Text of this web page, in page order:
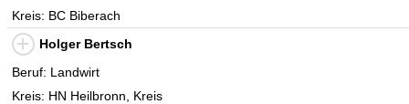
Kreis: BC Biberach
Holger Bertsch
Beruf: Landwirt
Kreis: HN Heilbronn, Kreis